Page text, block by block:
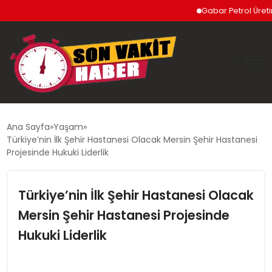
Gabar Petrol Üretimi
SIYASET
EKONOMI
Ana Sayfa Yaşam
Türkiye’nin İlk Şehir Hastanesi Olacak Mersin Şehir Hastanesi
Projesinde Hukuki Liderlik
Türkiye’nin İlk Şehir Hastanesi Olacak
Mersin Şehir Hastanesi Projesinde
Hukuki Liderlik